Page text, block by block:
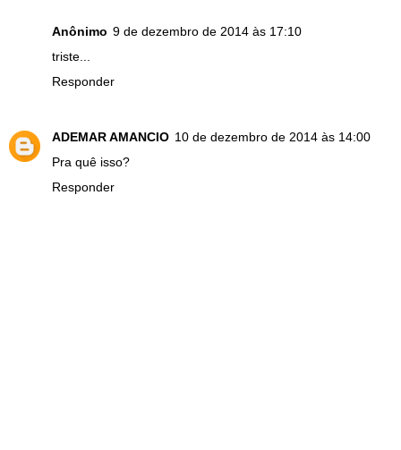
Anônimo 9 de dezembro de 2014 às 17:10
triste...
Responder
ADEMAR AMANCIO 10 de dezembro de 2014 às 14:00
Pra quê isso?
Responder